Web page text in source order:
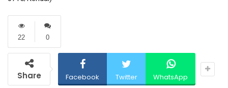
0
22
Share Facebook Twitter WhatsApp